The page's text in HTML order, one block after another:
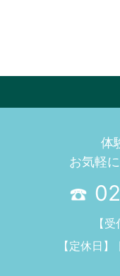
体
お気軽
【
【定休日